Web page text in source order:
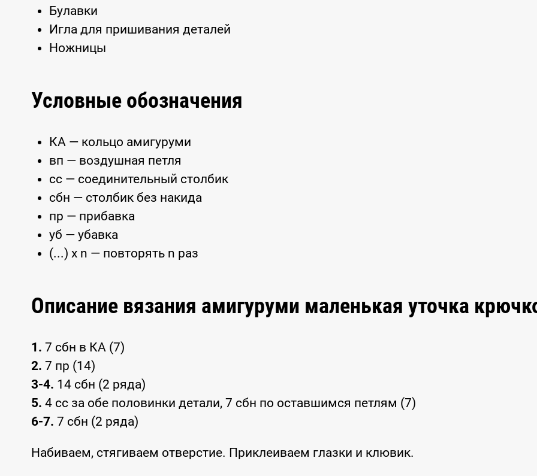
Булавки
Игла для пришивания деталей
Ножницы
Условные обозначения
КА — кольцо амигуруми
вп — воздушная петля
сс — соединительный столбик
сбн — столбик без накида
пр — прибавка
уб — убавка
(...) x n — повторять n раз
Описание вязания амигуруми маленькая уточка
1. 7 сбн в КА (7)
2. 7 пр (14)
3-4. 14 сбн (2 ряда)
5. 4 сс за обе половинки детали, 7 сбн по оставшимся петлям (7)
6-7. 7 сбн (2 ряда)
Набиваем, стягиваем отверстие. Приклеиваем глазки и клювик.